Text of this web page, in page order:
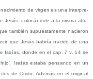
de vir­gen es una inter­pre­
Jesús, colo­cán­do­le a la mis­ma altu­
tam­bién supues­ta­men­te nacie­ron
que Jesús habría naci­do de una
Isaías, don­de en el cap. 7 v. 14 se
Isaías esta­ba pen­san­do en un
de Cris­to. Ade­más en el ori­gi­nal